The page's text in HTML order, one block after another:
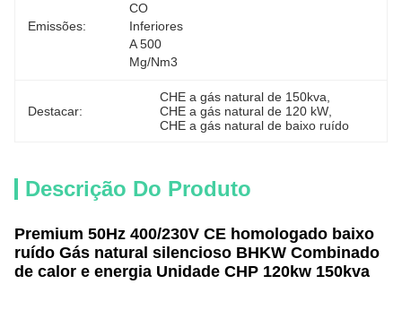
Emissões:
CO
Inferiores
A 500
Mg/Nm3
Destacar:
CHE a gás natural de 150kva
CHE a gás natural de 120 kW
CHE a gás natural de baixo ruído
Descrição Do Produto
Premium 50Hz 400/230V CE homologado baixo
ruído Gás natural silencioso BHKW Combinado
de calor e energia Unidade CHP 120kw 150kva